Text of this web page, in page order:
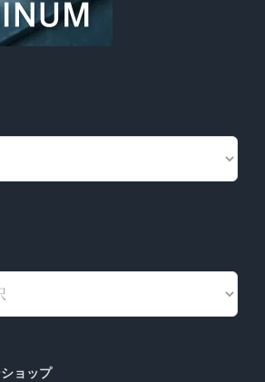
ョップ